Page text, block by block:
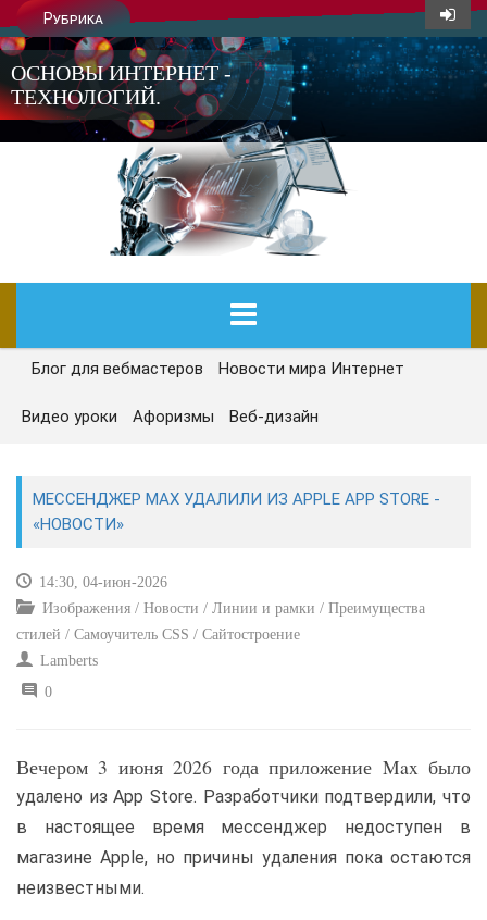
Рубрика
ОСНОВЫ ИНТЕРНЕТ -
ТЕХНОЛОГИЙ.
ГЛАВНАЯ
СЕГОДНЯ
РЕМОНТ И СОВЕТЫ
ИНТЕРНЕТ И СВЯЗЬ
УЧЕБНИК CSS
Блог для вебмастеров Новости мира Интернет
Видео уроки Афоризмы Веб-дизайн
МЕССЕНДЖЕР MAX УДАЛИЛИ ИЗ APPLE APP STORE -
«НОВОСТИ»
14:30, 04-июн-2026
Изображения / Новости / Линии и рамки / Преимущества
стилей / Самоучитель CSS / Сайтостроение
Lamberts
0
Вечером 3 июня 2026 года приложение Max было
удалено из App Store. Разработчики подтвердили, что
в настоящее время мессенджер недоступен в
магазине Apple, но причины удаления пока остаются
неизвестными.